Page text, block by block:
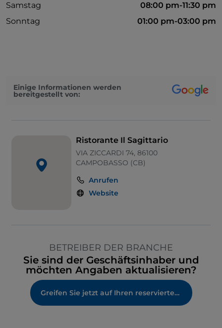
Samstag
08:00 pm-11:30 pm
Sonntag
01:00 pm-03:00 pm
Einige Informationen werden
bereitgestellt von:
Ristorante Il Sagittario
VIA ZICCARDI 74, 86100
CAMPOBASSO (CB)
Anrufen
Website
BETREIBER DER BRANCHE
Sie sind der Geschäftsinhaber und
möchten Angaben aktualisieren?
Greifen Sie jetzt auf Ihren reservierten Bereich zu